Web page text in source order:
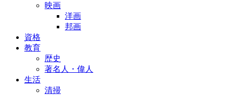
映画
洋画
邦画
資格
教育
歴史
著名人・偉人
生活
清掃